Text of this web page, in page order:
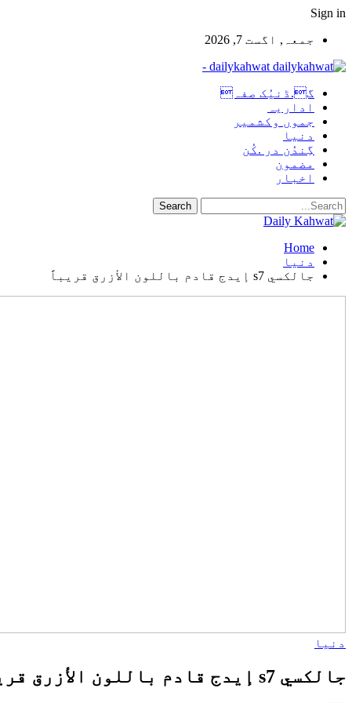
Sign in
جمعہ, اگست 7, 2026
dailykahwat -
گ.ڈنیُک صفہ
اداریہ
جموں وکشمیر
دنیا
گِندُن در .کُن
مضمون
اخبار
Home
دنیا
جالكسي s7 إيدج قادم باللون الأزرق قريباً
دنیا
جالكسي s7 إيدج قادم باللون الأزرق قريباً